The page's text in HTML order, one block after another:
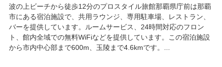
波の上ビーチから徒歩12分のプロスタイル旅館那覇県庁前は那覇
市にある宿泊施設で、共用ラウンジ、専用駐車場、レストラン、
バーを提供しています。ルームサービス、24時間対応のフロン
ト、館内全域での無料WiFiなどを提供しています。この宿泊施設
から市内中心部まで600m、玉陵まで4.6kmです。...